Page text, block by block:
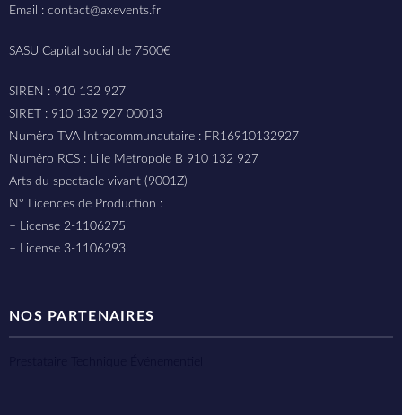
Email : contact@axevents.fr
SASU Capital social de 7500€
SIREN : 910 132 927
SIRET : 910 132 927 00013
Numéro TVA Intracommunautaire : FR16910132927
Numéro RCS : Lille Metropole B 910 132 927
Arts du spectacle vivant (9001Z)
N° Licences de Production :
– License 2-1106275
– License 3-1106293
NOS PARTENAIRES